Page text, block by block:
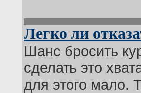
Легко ли
Шанс бросить
сделать это
для этого мало.